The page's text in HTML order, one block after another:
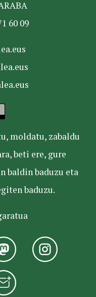
60 09
moldatu, zabaldu
beti ere, gure
baldin baduzu eta
baduzu.